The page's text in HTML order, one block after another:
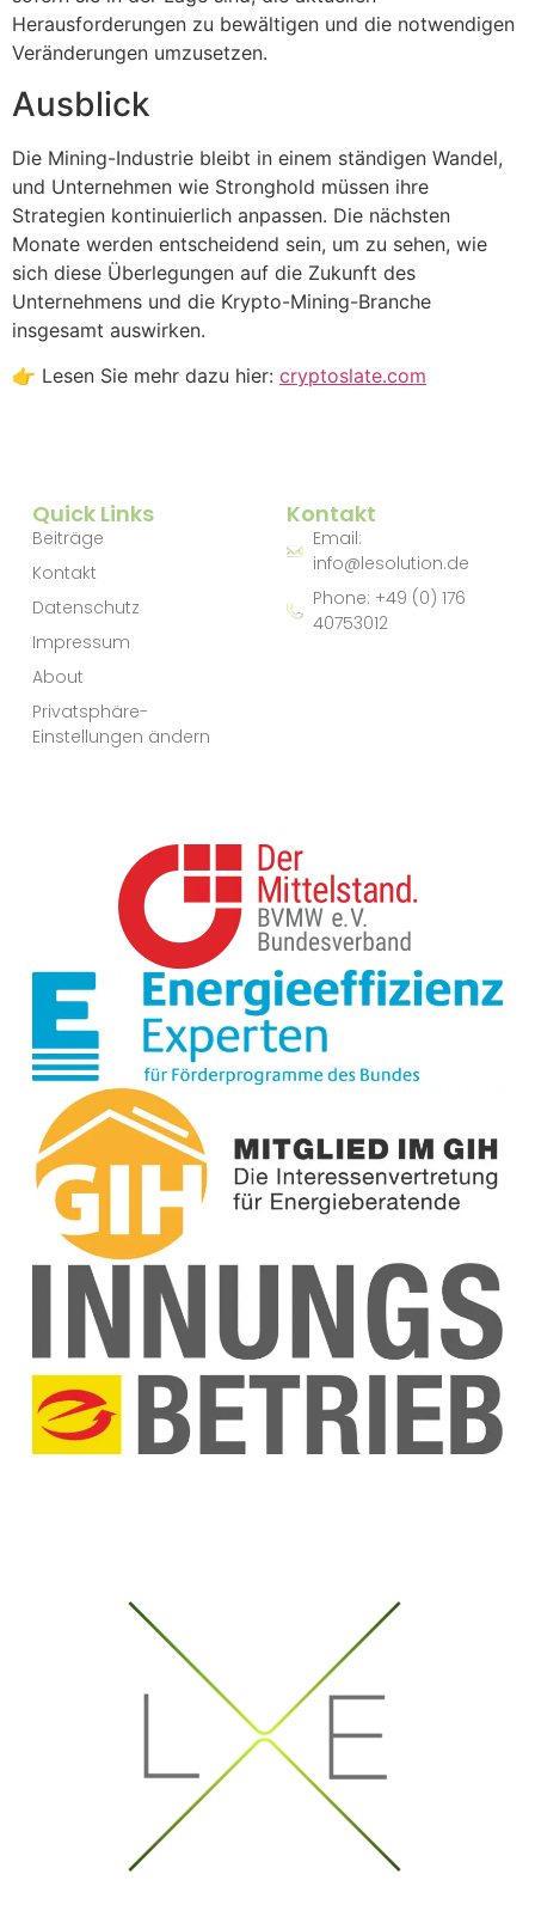
Herausforderungen zu bewältigen und die notwendigen
Veränderungen umzusetzen.
Ausblick
Die Mining-Industrie bleibt in einem ständigen Wandel,
und Unternehmen wie Stronghold müssen ihre
Strategien kontinuierlich anpassen. Die nächsten
Monate werden entscheidend sein, um zu sehen, wie
sich diese Überlegungen auf die Zukunft des
Unternehmens und die Krypto-Mining-Branche
insgesamt auswirken.
👉 Lesen Sie mehr dazu hier: cryptoslate.com
Quick Links
Beiträge
Kontakt
Datenschutz
Impressum
About
Privatsphäre-
Einstellungen ändern
Kontakt
Email:
info@lesolution.de
Phone: +49 (0) 176
40753012